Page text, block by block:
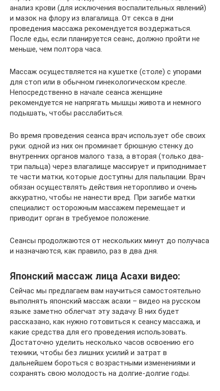
анализ крови (для исключения воспалительных явлений)
и мазок на флору из влагалища. От секса в дни
проведения массажа рекомендуется воздержаться.
После еды, если планируется сеанс, должно пройти не
меньше, чем полтора часа.
Массаж осуществляется на кушетке (столе) с упорами
для стоп или в обычном гинекологическом кресле.
Непосредственно в начале сеанса женщине
рекомендуется не напрягать мышцы живота и немного
подышать, чтобы расслабиться.
Во время проведения сеанса врач использует обе своих
руки: одной из них он проминает брюшную стенку до
внутренних органов малого таза, а вторая (только два-
три пальца) через влагалище массирует и приподнимает
те части матки, которые доступны для пальпации. Врач
обязан осуществлять действия неторопливо и очень
аккуратно, чтобы не нанести вред. При загибе матки
специалист осторожным массажем перемещает и
приводит орган в требуемое положение.
Сеансы продолжаются от нескольких минут до получаса
и назначаются, как правило, раз в два дня.
Японский массаж лица Асахи видео:
Сейчас мы предлагаем вам научиться самостоятельно
выполнять японский массаж асахи – видео на русском
языке заметно облегчат эту задачу. В них будет
рассказано, как нужно готовиться к сеансу массажа, и
какие средства для его проведения использовать.
Достаточно уделить несколько часов освоению его
техники, чтобы без лишних усилий и затрат в
дальнейшем бороться с возрастными изменениями и
сохранять свою молодость на долгие-долгие годы.